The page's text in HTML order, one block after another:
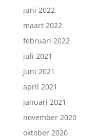
juni 2022
maart 2022
februari 2022
juli 2021
juni 2021
april 2021
januari 2021
november 2020
oktober 2020